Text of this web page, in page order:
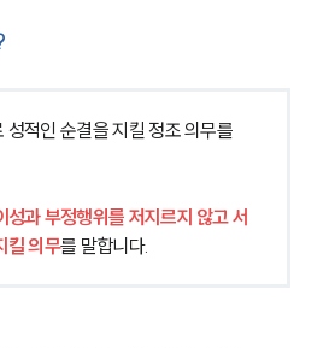
성적인 순결을 지킬 정조 의무를
성과 부정행위를 저지르지 않고 서
킬 의무를 말합니다.